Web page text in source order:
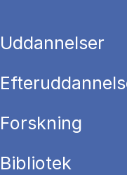
Uddannelser
Forskning
Bibliotek